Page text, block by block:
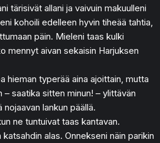
tärisivät allani ja vaivuin makuulleni
kohoili edelleen hyvin tiheää tahtia,
päin. Mieleni taas kulki
mennyt aivan sekaisin Harjuksen
hieman typerää aina ajoittain, mutta
– saatika sitten minun! – ylittävän
lankun päällä.
ne tuntuivat taas kantavan.
alas. Onnekseni näin parikin